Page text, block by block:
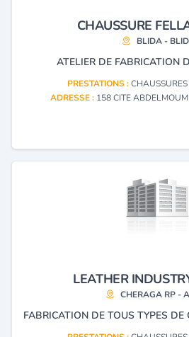
CHAUSSURE
BLIDA -
ATELIER DE FABRICATION
PRESTATIONS :
ADRESSE : 158 CITE
LEATHER
CHERAGA RP -